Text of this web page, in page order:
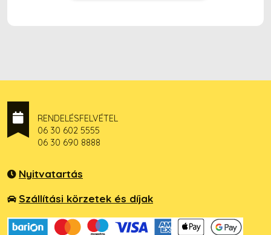
RENDELÉSFELVÉTEL
06 30 602 5555
06 30 690 8888
Nyitvatartás
Szállítási körzetek és díjak